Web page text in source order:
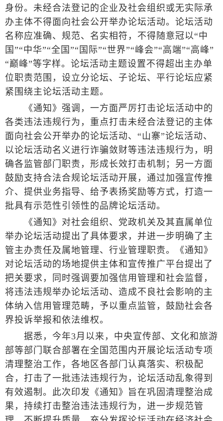
身份。未经合法登记的企业及社会组织或无实际承
办主体不得面向社会公开举办论坛活动。论坛活动
名称应准确、规范、名实相符，不得随意冠以“中
国”“中华”“全国”“国际”“世界”“峰会”“高端”“高峰”
“巅峰”等字样。论坛活动主题设置不得超出主办单
位职责范围，设立分论坛、子论坛、平行论坛应紧
紧围绕主论坛活动主题。
《通知》强调，一方面严厉打击论坛活动中的
各类违法违规行为，重点打击未经合法登记的主体
面向社会公开举办的论坛活动、“山寨”论坛活动、
以论坛活动名义进行诈骗敛财等违法违规行为，明
确各监管部门职责，形成长效打击机制；另一方面
鼓励支持合法合规论坛活动开展，通过加强宣传推
介、提供业务指导、给予表扬奖励等方式，打造一
批具有示范性引领性的品牌论坛活动。
《通知》对社会组织、党政机关及其直属单位
举办论坛活动提出了具体要求，并进一步明确了主
管主办责任及属地管理、行业管理职责。《通知》
对论坛活动的场地提供主体和宣传推广平台提出了
把关要求，同时强调要加强信用管理和社会监督，
将违法违规举办论坛活动、造成不良社会影响的主
体纳入信用管理范畴，予以重点监管，鼓励社会各
界投诉举报和依法维权。
据悉，今年3月以来，中央宣传部、文化和旅游
部等部门联合部署在全国范围内开展论坛活动专项
清理整治工作，各地区各部门认真落实、积极配
合，打击了一批违法违规行为，论坛活动乱象得到
有效遏制。此次印发《通知》旨在巩固清理整治成
果，持续打击整治违法违规行为，进一步规范管